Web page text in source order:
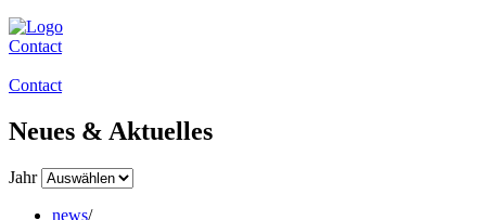
Contact
Contact
Neues & Aktuelles
Jahr
news/